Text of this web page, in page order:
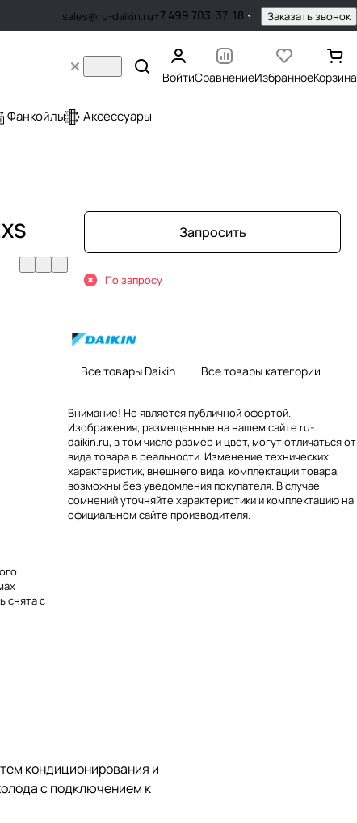
sales@ru-daikin.ru+7 499 703-37-18 Заказать звонок
ВойтиСравнениеИзбранноеКорзина
Фанкойлы Аксессуары
снята с
Запросить
По запросу
Все товары Daikin Все товары категории
Внимание! Не является публичной офертой.
Изображения, размещенные на нашем сайте ru-
daikin.ru, в том числе размер и цвет, могут отличаться от
вида товара в реальности. Изменение технических
характеристик, внешнего вида, комплектации товара,
возможны без уведомления покупателя. В случае
сомнений уточняйте характеристики и комплектацию на
официальном сайте производителя.
кондиционирования и
с подключением к